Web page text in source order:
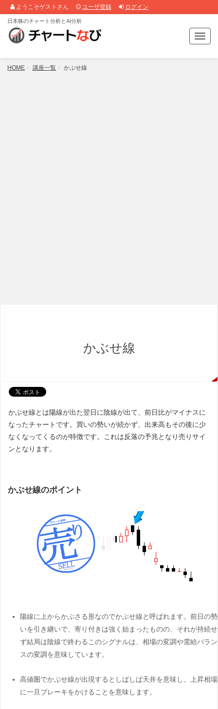
ようこそゲストさん ユーザ登録 ログイン
T
o
g
日本株のチャート分析とAI分析
HOME 講座一覧 かぶせ線
かぶせ線
かぶせ線とは陽線が出た翌日に陰線が出て、前日比がマイナスに
なったチャートです。買いの勢いが続かず、出来高もその後に少
なくなってくるのが特徴です。これは反落の予兆となり売りサイ
ンとなります。
かぶせ線のポイント
陽線に上からかぶさる形なのでかぶせ線と呼ばれます。前日の勢
いを引き継いで、寄り付きは強く始まったものの、それが持続せ
ず結局は陰線で終わるこのシグナルは、相場の変調や需給バラン
スの変調を意味しています。
高値圏でかぶせ線が出現するとしばしば天井を意味し、上昇相場
に一旦ブレーキをかけることを意味します。